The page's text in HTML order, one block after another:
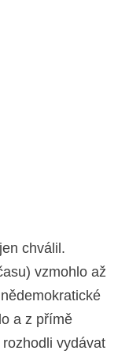
chválil.
vzmohlo až
a z přímě
vydávat